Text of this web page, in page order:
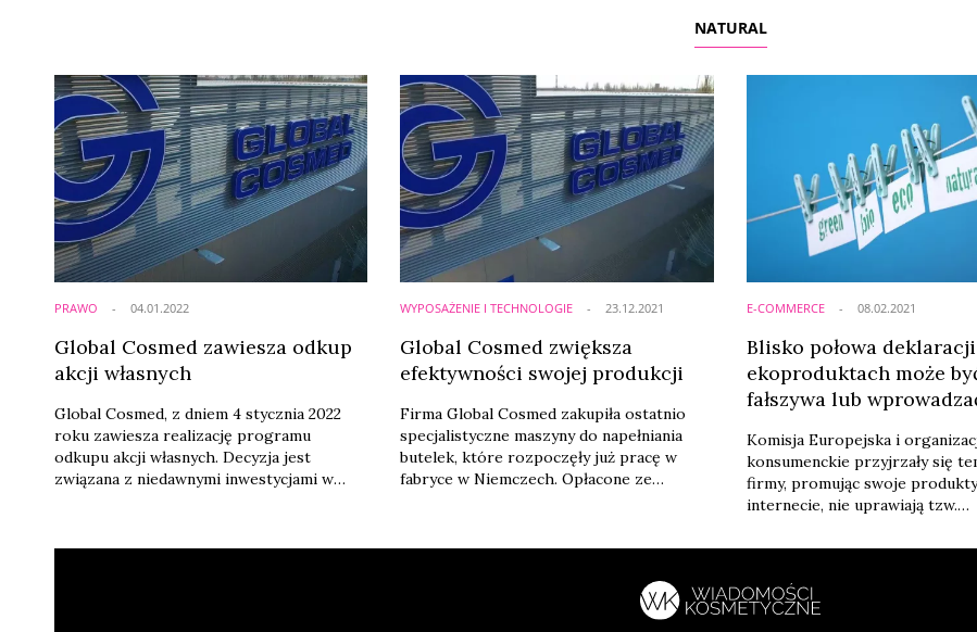
NATURAL
PRAWO
Global Cosmed zawiesza odkup
akcji własnych
Global Cosmed, z dniem 4 stycznia 2022
roku zawiesza realizację programu
odkupu akcji własnych. Decyzja jest
związana z niedawnymi inwestycjami w
04.01.2022 WYPOSAŻENIE I TECHNOLOGIE
Global Cosmed zwiększa
efektywności swojej produkcji
Firma Global Cosmed zakupiła ostatnio
specjalistyczne maszyny do napełniania
butelek, które rozpoczęły już pracę w
fabryce w Niemczech. Opłacone ze
wykorzystywane również w polskich
23.12.2021 E-COMMERCE
Blisko połowa
ekoproduktach może
fałszywa lub
Komisja Europejska i
konsumenckie przyjrzały się
firmy, promując swoje
internecie, nie uprawiają tzw.
fałszywych deklaracji m.in. na
dla środowiska procesu
nie są optymistyczne. A
08.02.2021